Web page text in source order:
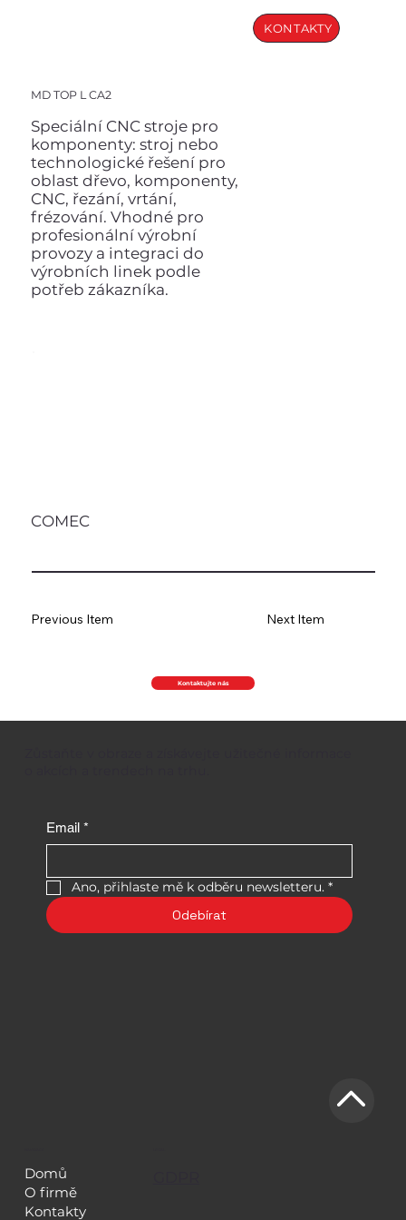
KONTAKTY
MD TOP L CA2
Speciální CNC stroje pro
komponenty: stroj nebo
technologické řešení pro
oblast dřevo, komponenty,
CNC, řezání, vrtání,
frézování. Vhodné pro
profesionální výrobní
provozy a integraci do
výrobních linek podle
potřeb zákazníka.
COMEC
Kontaktujte nás
Previous Item Next Item
Email *
Ano, přihlaste mě k odběru newsletteru. *
Odebírat
Domů
O firmě
Kontakty